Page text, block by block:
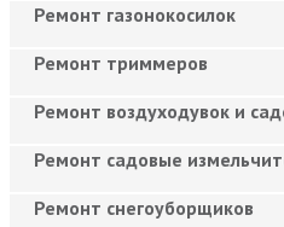
Ремонт газонокосилок
Ремонт триммеров
Ремонт воздуходувок и
Ремонт садовые
Ремонт снегоуборщиков